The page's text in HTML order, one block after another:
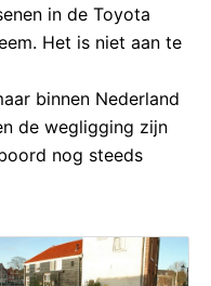
in de Toyota
Het is niet aan te
binnen Nederland
de wegligging zijn
nog steeds